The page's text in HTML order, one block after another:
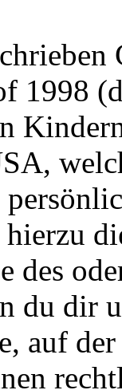
1998
hierzu
des
du dir
auf